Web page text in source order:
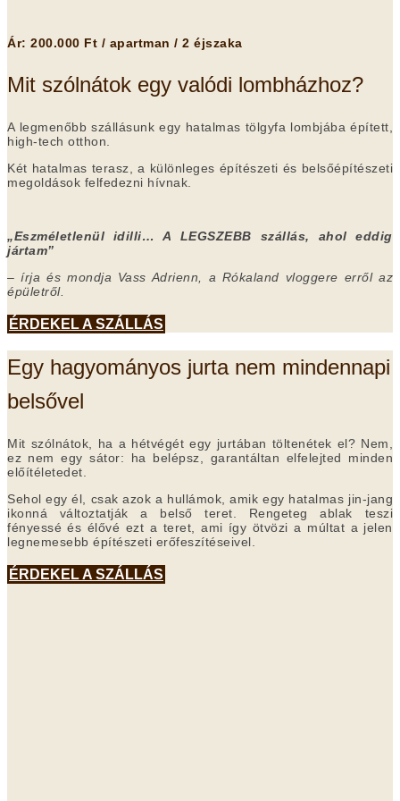
Ár: 200.000 Ft / apartman / 2 éjszaka
Mit szólnátok egy valódi lombházhoz?
A legmenőbb szállásunk egy hatalmas tölgyfa lombjába épített,
high-tech otthon.
Két hatalmas terasz, a különleges építészeti és belsőépítészeti
megoldások felfedezni hívnak.
„Eszméletlenül idilli… A LEGSZEBB szállás, ahol eddig
jártam”
– írja és mondja Vass Adrienn, a Rókaland vloggere erről az
épületről.
ÉRDEKEL A SZÁLLÁS
Egy hagyományos jurta nem mindennapi
belsővel
Mit szólnátok, ha a hétvégét egy jurtában töltenétek el? Nem,
ez nem egy sátor: ha belépsz, garantáltan elfelejted minden
előítéletedet.
Sehol egy él, csak azok a hullámok, amik egy hatalmas jin-jang
ikonná változtatják a belső teret. Rengeteg ablak teszi
fényessé és élővé ezt a teret, ami így ötvözi a múltat a jelen
legnemesebb építészeti erőfeszítéseivel.
ÉRDEKEL A SZÁLLÁS